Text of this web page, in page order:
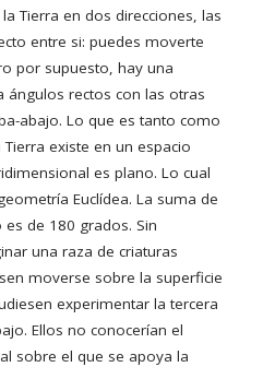
Tierra en dos direcciones, las
entre si: puedes moverte
por supuesto, hay una
ángulos rectos con las otras
abajo. Lo que es tanto como
existe en un espacio
es plano. Lo cual
Euclídea. La suma de
de 180 grados. Sin
una raza de criaturas
moverse sobre la superficie
experimentar la tercera
Ellos no conocerían el
sobre el que se apoya la